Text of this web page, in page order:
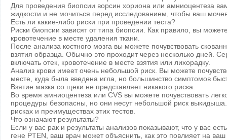
Для проведения биопсии ворсин хориона или амниоцентеза
жидкости и не мочиться перед исследованием, чтобы ваш
Есть ли какие-либо риски при проведении теста?
Риски биопсии зависят от типа биопсии. Как правило, вы
кровотечение в месте удаления ткани.
После анализа костного мозга вы можете почувствовать
взятия образца. Обычно это проходит через несколько дней.
включать отек, кровотечение в месте взятия или лихорадку.
Анализ крови имеет очень небольшой риск. Вы можете
месте, куда была введена игла, но большинство симптомов
Взятие мазка со щеки не представляет никакого риска.
Во время амниоцентеза или CVS вы можете почувствовать
процедуры безопасны, но они несут небольшой риск
рисках и преимуществах этих тестов.
Что означают результаты?
Если у вас рак и результаты анализов показывают, что у вас
гене PTEN, ваш врач может объяснить, как это повлияет на